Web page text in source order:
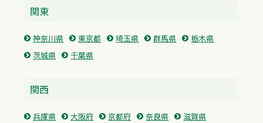
関東
神奈川県 東京都 埼玉県 群馬県
栃木県
茨城県
千葉県
関西
兵庫県 大阪府 京都府 奈良県
滋賀県